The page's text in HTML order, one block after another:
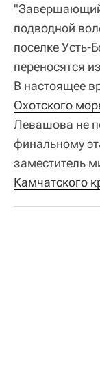
"Завершающий
подводной
поселке Усть-
переносятся
В настоящее
Охотского
Левашова не
финальному
заместитель
Камчатского